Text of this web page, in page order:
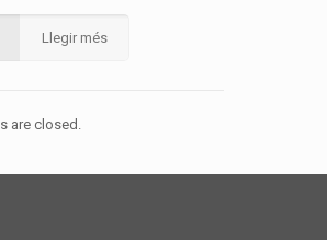
Llegir més
are closed.